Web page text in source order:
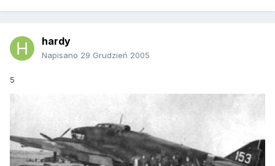
hardy
Napisano 29 Grudzień 2005
5